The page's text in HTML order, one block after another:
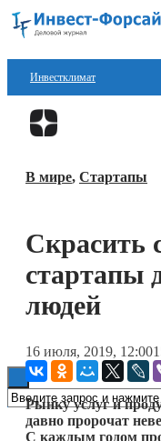
Инвестклимат
Финансы
Блокчейн
Технологии
В мире, Стартапы
Скрасить
стартапы
людей
16 июля, 2019, 12:00
Рынку услуг и
давно пророчат
С каждым годом